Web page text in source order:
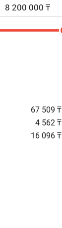
67 509 ₸
4 562 ₸
16 096 ₸